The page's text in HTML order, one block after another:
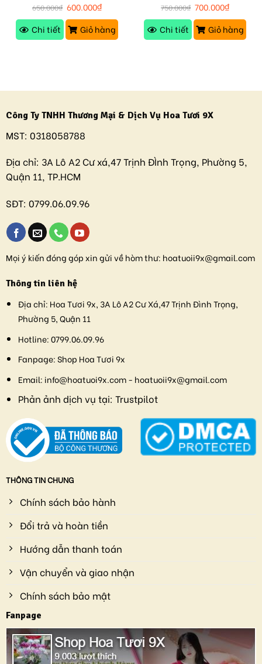
650.000₫ 600.000₫
Chi tiết
Giỏ hàng
750.000₫ 700.000₫
Chi tiết
Giỏ hàng
Công Ty TNHH Thương Mại & Dịch Vụ Hoa Tươi 9X
MST: 0318058788
Địa chỉ: 3A Lô A2 Cư xá,47 Trịnh ĐÌnh Trọng, Phường 5,
Quận 11, TP.HCM
SĐT: 0799.06.09.96
Mọi ý kiến đóng góp xin gửi về hòm thư: hoatuoii9x@gmail.com
Thông tin liên hệ
Địa chỉ: Hoa Tươi 9x, 3A Lô A2 Cư Xá,47 Trịnh Đình Trọng,
Phường 5, Quận 11
Hotline:0799.06.09.96
Fanpage:Shop Hoa Tươi 9x
Email: info@hoatuoi9x.com - hoatuoii9x@gmail.com
Phản ảnh dịch vụ tại: Trustpilot
THÔNG TIN CHUNG
Chính sách bảo hành
Đổi trả và hoàn tiền
Hướng dẫn thanh toán
Vận chuyển và giao nhận
Chính sách bảo mật
Fanpage